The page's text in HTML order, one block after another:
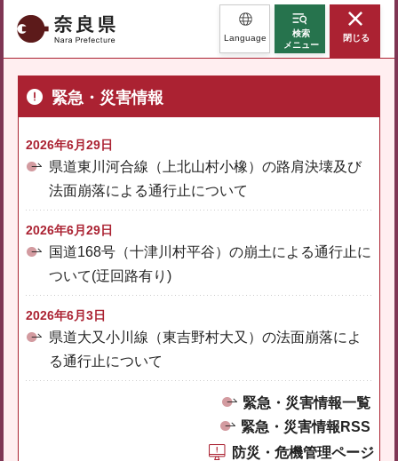
奈良県 Language
検索
メニュー
閉じる
緊急・災害情報
2026年6月29日
県道東川河合線（上北山村小橡）の路肩決壊及び
法面崩落による通行止について
2026年6月29日
国道168号（十津川村平谷）の崩土による通行止に
ついて(迂回路有り)
2026年6月3日
県道大又小川線（東吉野村大又）の法面崩落によ
る通行止について
緊急・災害情報一覧
緊急・災害情報RSS
防災・危機管理ページ